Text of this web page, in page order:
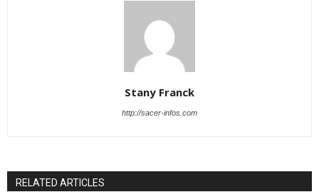
Stany Franck
http://sacer-infos.com
RELATED ARTICLES